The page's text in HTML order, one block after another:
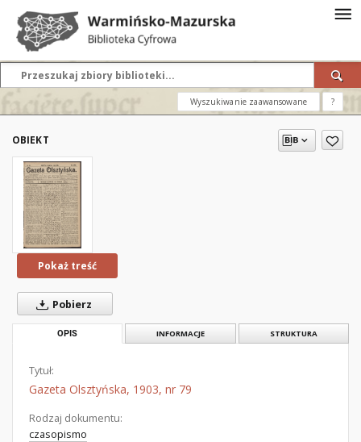
Wyszukiwanie zaawansowane ?
OBIEKT
Pokaż treść
Pobierz
OPIS INFORMACJE STRUKTURA
Tytuł:
Gazeta Olsztyńska, 1903, nr 79
Rodzaj dokumentu:
czasopismo